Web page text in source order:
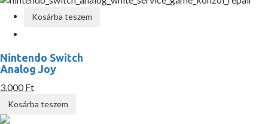
Kosárba teszem
Nintendo Switch
Analog Joy
3.000 Ft
Kosárba teszem